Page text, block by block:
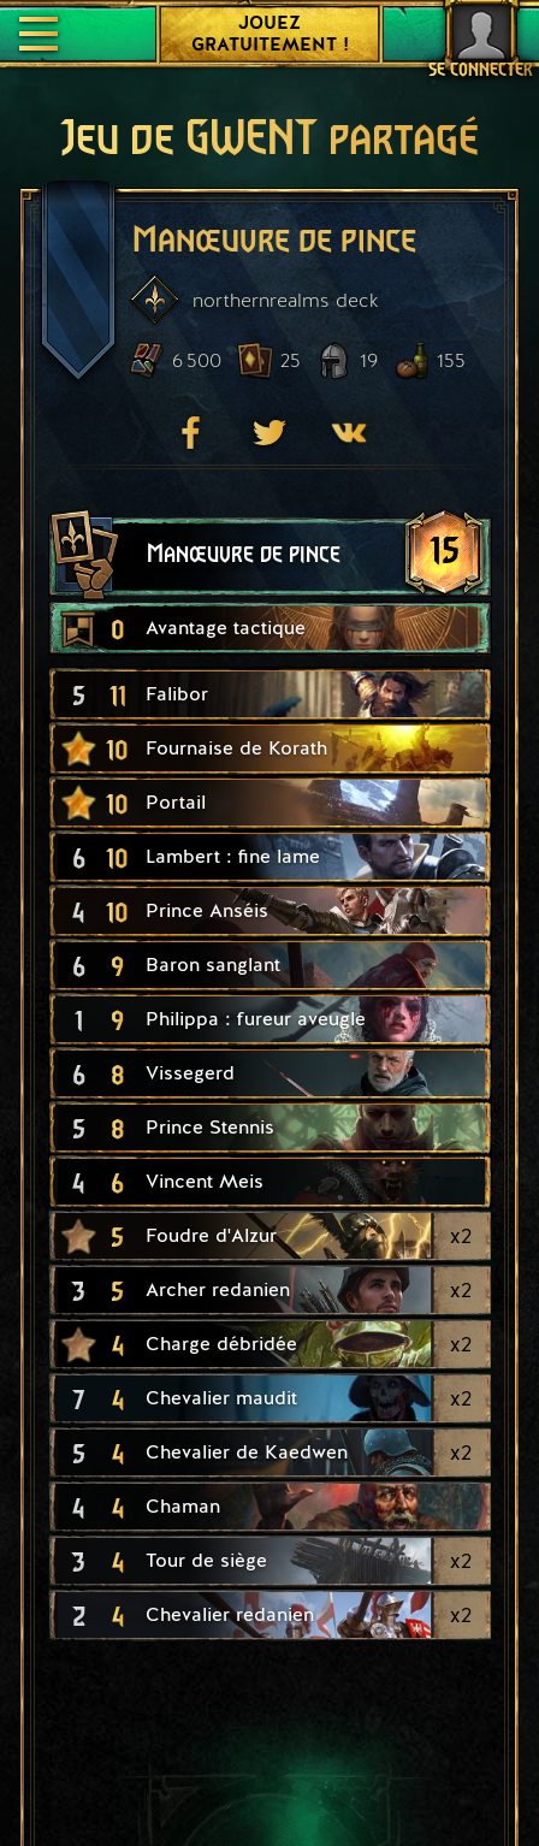
SE CONNECTER
JOUEZ
GRATUITEMENT !
Jeu de GWENT partagé
Manœuvre de pince
northernrealmsdeck
6 500 25 19 155
Manœuvre de pince 15
0 Avantage tactique
5 11 Falibor
10 Fournaise de Korath
10 Portail
6 10 Lambert : fine lame
4 10 Prince Anséis
6 9 Baron sanglant
1 9 Philippa : fureur aveugle
6 8 Vissegerd
5 8 Prince Stennis
4 6 Vincent Meis
5 Foudre d'Alzur x2
3 5 Archer redanien x2
4 Charge débridée x2
7 4 Chevalier maudit x2
5 4 Chevalier de Kaedwen x2
4 4 Chaman
3 4 Tour de siège x2
2 4 Chevalier redanien x2